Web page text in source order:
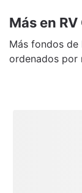
Más en
Más fondos de
ordenados por